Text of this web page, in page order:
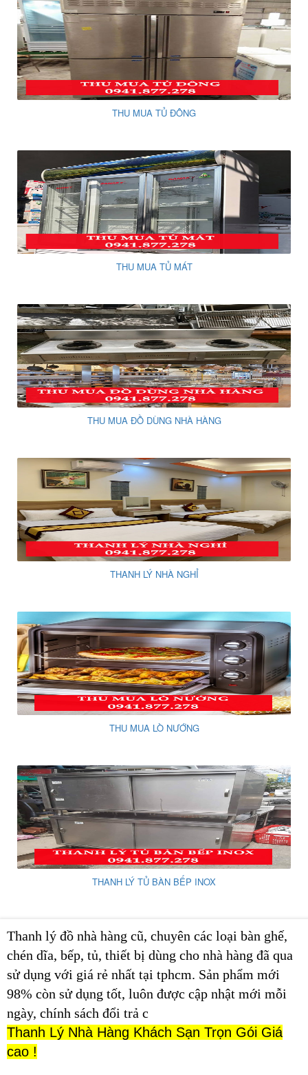
THU MUA TỦ ĐÔNG
THU MUA TỦ MÁT
THU MUA ĐỒ DÙNG NHÀ HÀNG
THANH LÝ NHÀ NGHỈ
THU MUA LÒ NƯỚNG
THANH LÝ TỦ BÀN BẾP INOX
Thanh lý đồ nhà hàng cũ, chuyên các loại bàn ghế,
chén dĩa, bếp, tủ, thiết bị dùng cho nhà hàng đã qua
sử dụng với giá rẻ nhất tại tphcm. Sản phẩm mới
98% còn sử dụng tốt, luôn được cập nhật mới mỗi
ngày, chính sách đổi trả c
Thanh Lý Nhà Hàng Khách Sạn Trọn Gói Giá
cao !